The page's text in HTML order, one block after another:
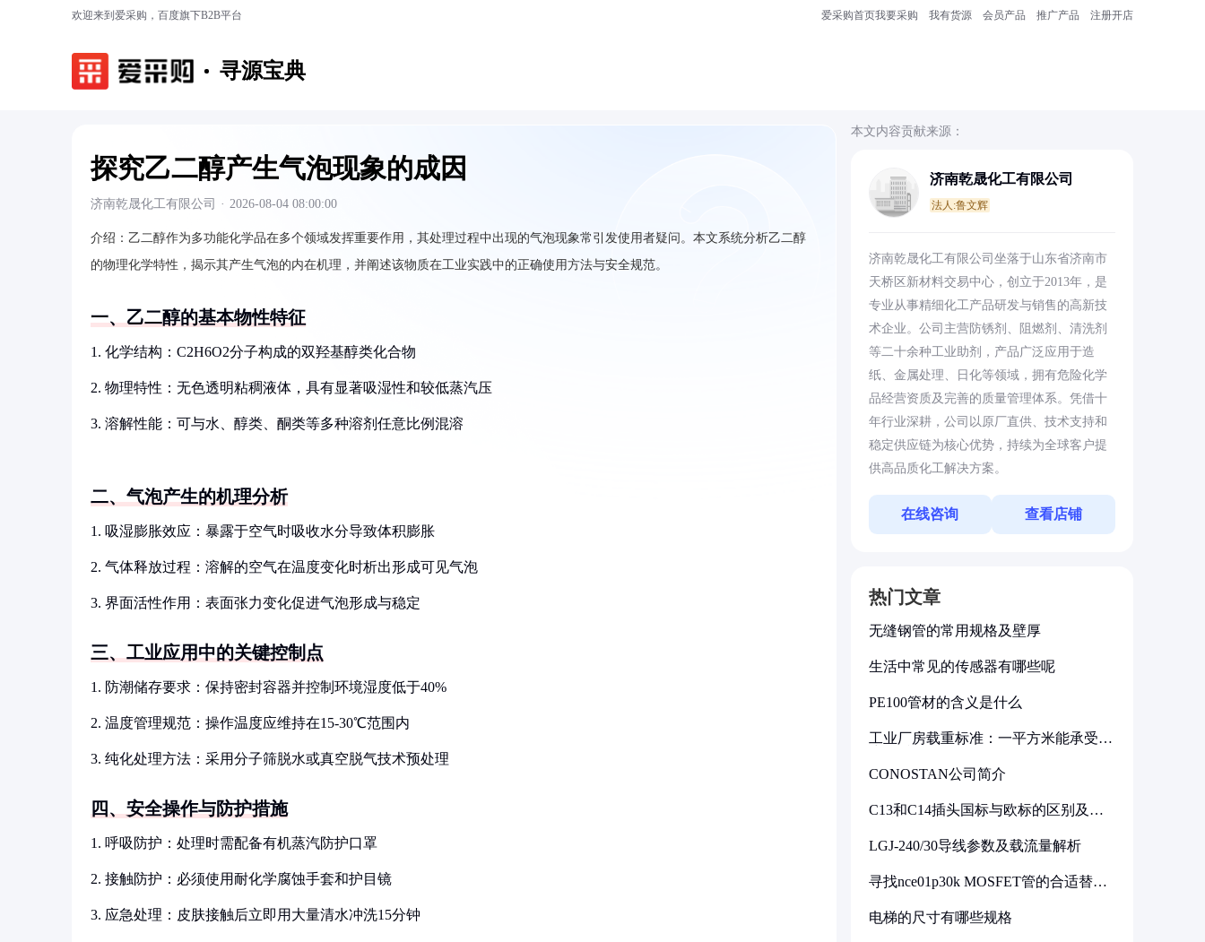
欢迎来到爱采购，百度旗下B2B平台 爱采购首页我要采购 我有货源 会员产品 推广产品 注册开店
寻源宝典
探究乙二醇产生气泡现象的成因
济南乾晟化工有限公司 · 2026-08-04 08:00:00
介绍： 乙二醇作为多功能化学品在多个领域发挥重要作用，其处理过程中出现的气泡现象常引发使用者疑问。本文系统分析乙二醇
的物理化学特性，揭示其产生气泡的内在机理，并阐述该物质在工业实践中的正确使用方法与安全规范。
一、乙二醇的基本物性特征
1. 化学结构：C2H6O2分子构成的双羟基醇类化合物
2. 物理特性：无色透明粘稠液体，具有显著吸湿性和较低蒸汽压
3. 溶解性能：可与水、醇类、酮类等多种溶剂任意比例混溶
二、气泡产生的机理分析
1. 吸湿膨胀效应：暴露于空气时吸收水分导致体积膨胀
2. 气体释放过程：溶解的空气在温度变化时析出形成可见气泡
3. 界面活性作用：表面张力变化促进气泡形成与稳定
三、工业应用中的关键控制点
1. 防潮储存要求：保持密封容器并控制环境湿度低于40%
2. 温度管理规范：操作温度应维持在15-30℃范围内
3. 纯化处理方法：采用分子筛脱水或真空脱气技术预处理
四、安全操作与防护措施
1. 呼吸防护：处理时需配备有机蒸汽防护口罩
2. 接触防护：必须使用耐化学腐蚀手套和护目镜
3. 应急处理：皮肤接触后立即用大量清水冲洗15分钟
本文内容贡献来源：
济南乾晟化工有限公司
法人:鲁文辉
济南乾晟化工有限公司坐落于山东省济南市
天桥区新材料交易中心，创立于2013年，是
专业从事精细化工产品研发与销售的高新技
术企业。公司主营防锈剂、阻燃剂、清洗剂
等二十余种工业助剂，产品广泛应用于造
纸、金属处理、日化等领域，拥有危险化学
品经营资质及完善的质量管理体系。凭借十
年行业深耕，公司以原厂直供、技术支持和
稳定供应链为核心优势，持续为全球客户提
供高品质化工解决方案。
在线咨询 查看店铺
热门文章
无缝钢管的常用规格及壁厚
生活中常见的传感器有哪些呢
PE100管材的含义是什么
工业厂房载重标准：一平方米能承受多
CONOSTAN公司简介
C13和C14插头国标与欧标的区别及其
LGJ-240/30导线参数及载流量解析
寻找nce01p30k MOSFET管的合适替代
电梯的尺寸有哪些规格